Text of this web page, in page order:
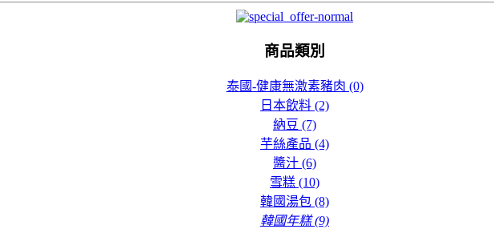
$20.00
呢拿夾心餅 T3583
$20.00
香辣魚子湯 (400g)
KCF042
$31.00
香辣明太鱈魚湯
(400g) KCF041
商品類別
泰國-健康無激素豬肉 (0)
日本飲料 (2)
納豆 (7)
芋絲產品 (4)
醬汁 (6)
雪糕 (10)
韓國湯包 (8)
韓國年糕 (9)